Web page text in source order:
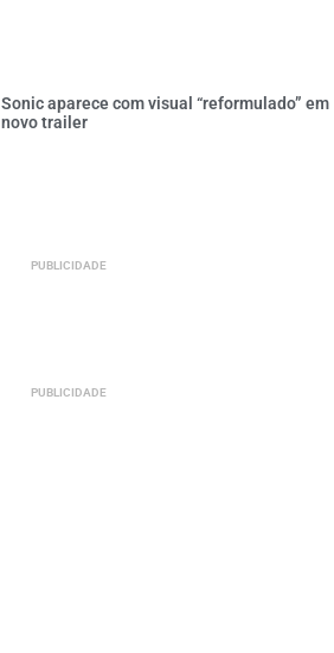
Sonic aparece com visual “reformulado” em
novo trailer
PUBLICIDADE
PUBLICIDADE